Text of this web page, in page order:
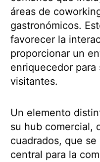
áreas de
gastronómicos.
favorecer la
proporcionar un
enriquecedor
visitantes.
Un elemento
su hub comercial,
cuadrados, que
central para la